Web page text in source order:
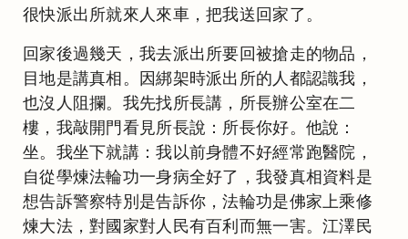
很快派出所就來人來車，把我送回家了。
回家後過幾天，我去派出所要回被搶走的物品，
目地是講真相。因綁架時派出所的人都認識我，
也沒人阻攔。我先找所長講，所長辦公室在二
樓，我敲開門看見所長說：所長你好。他說：
坐。我坐下就講：我以前身體不好經常跑醫院，
自從學煉法輪功一身病全好了，我發真相資料是
想告訴警察特別是告訴你，法輪功是佛家上乘修
煉大法，對國家對人民有百利而無一害。江澤民